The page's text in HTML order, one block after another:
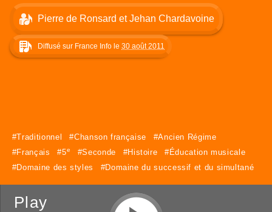
Pierre de Ronsard et Jehan Chardavoine
Diffusé sur France Info le 30 août 2011
Traditionnel Chanson française
Ancien Régime
Français
5e Seconde Histoire
Éducation musicale
Domaine des styles
Domaine du successif et du simultané
Play